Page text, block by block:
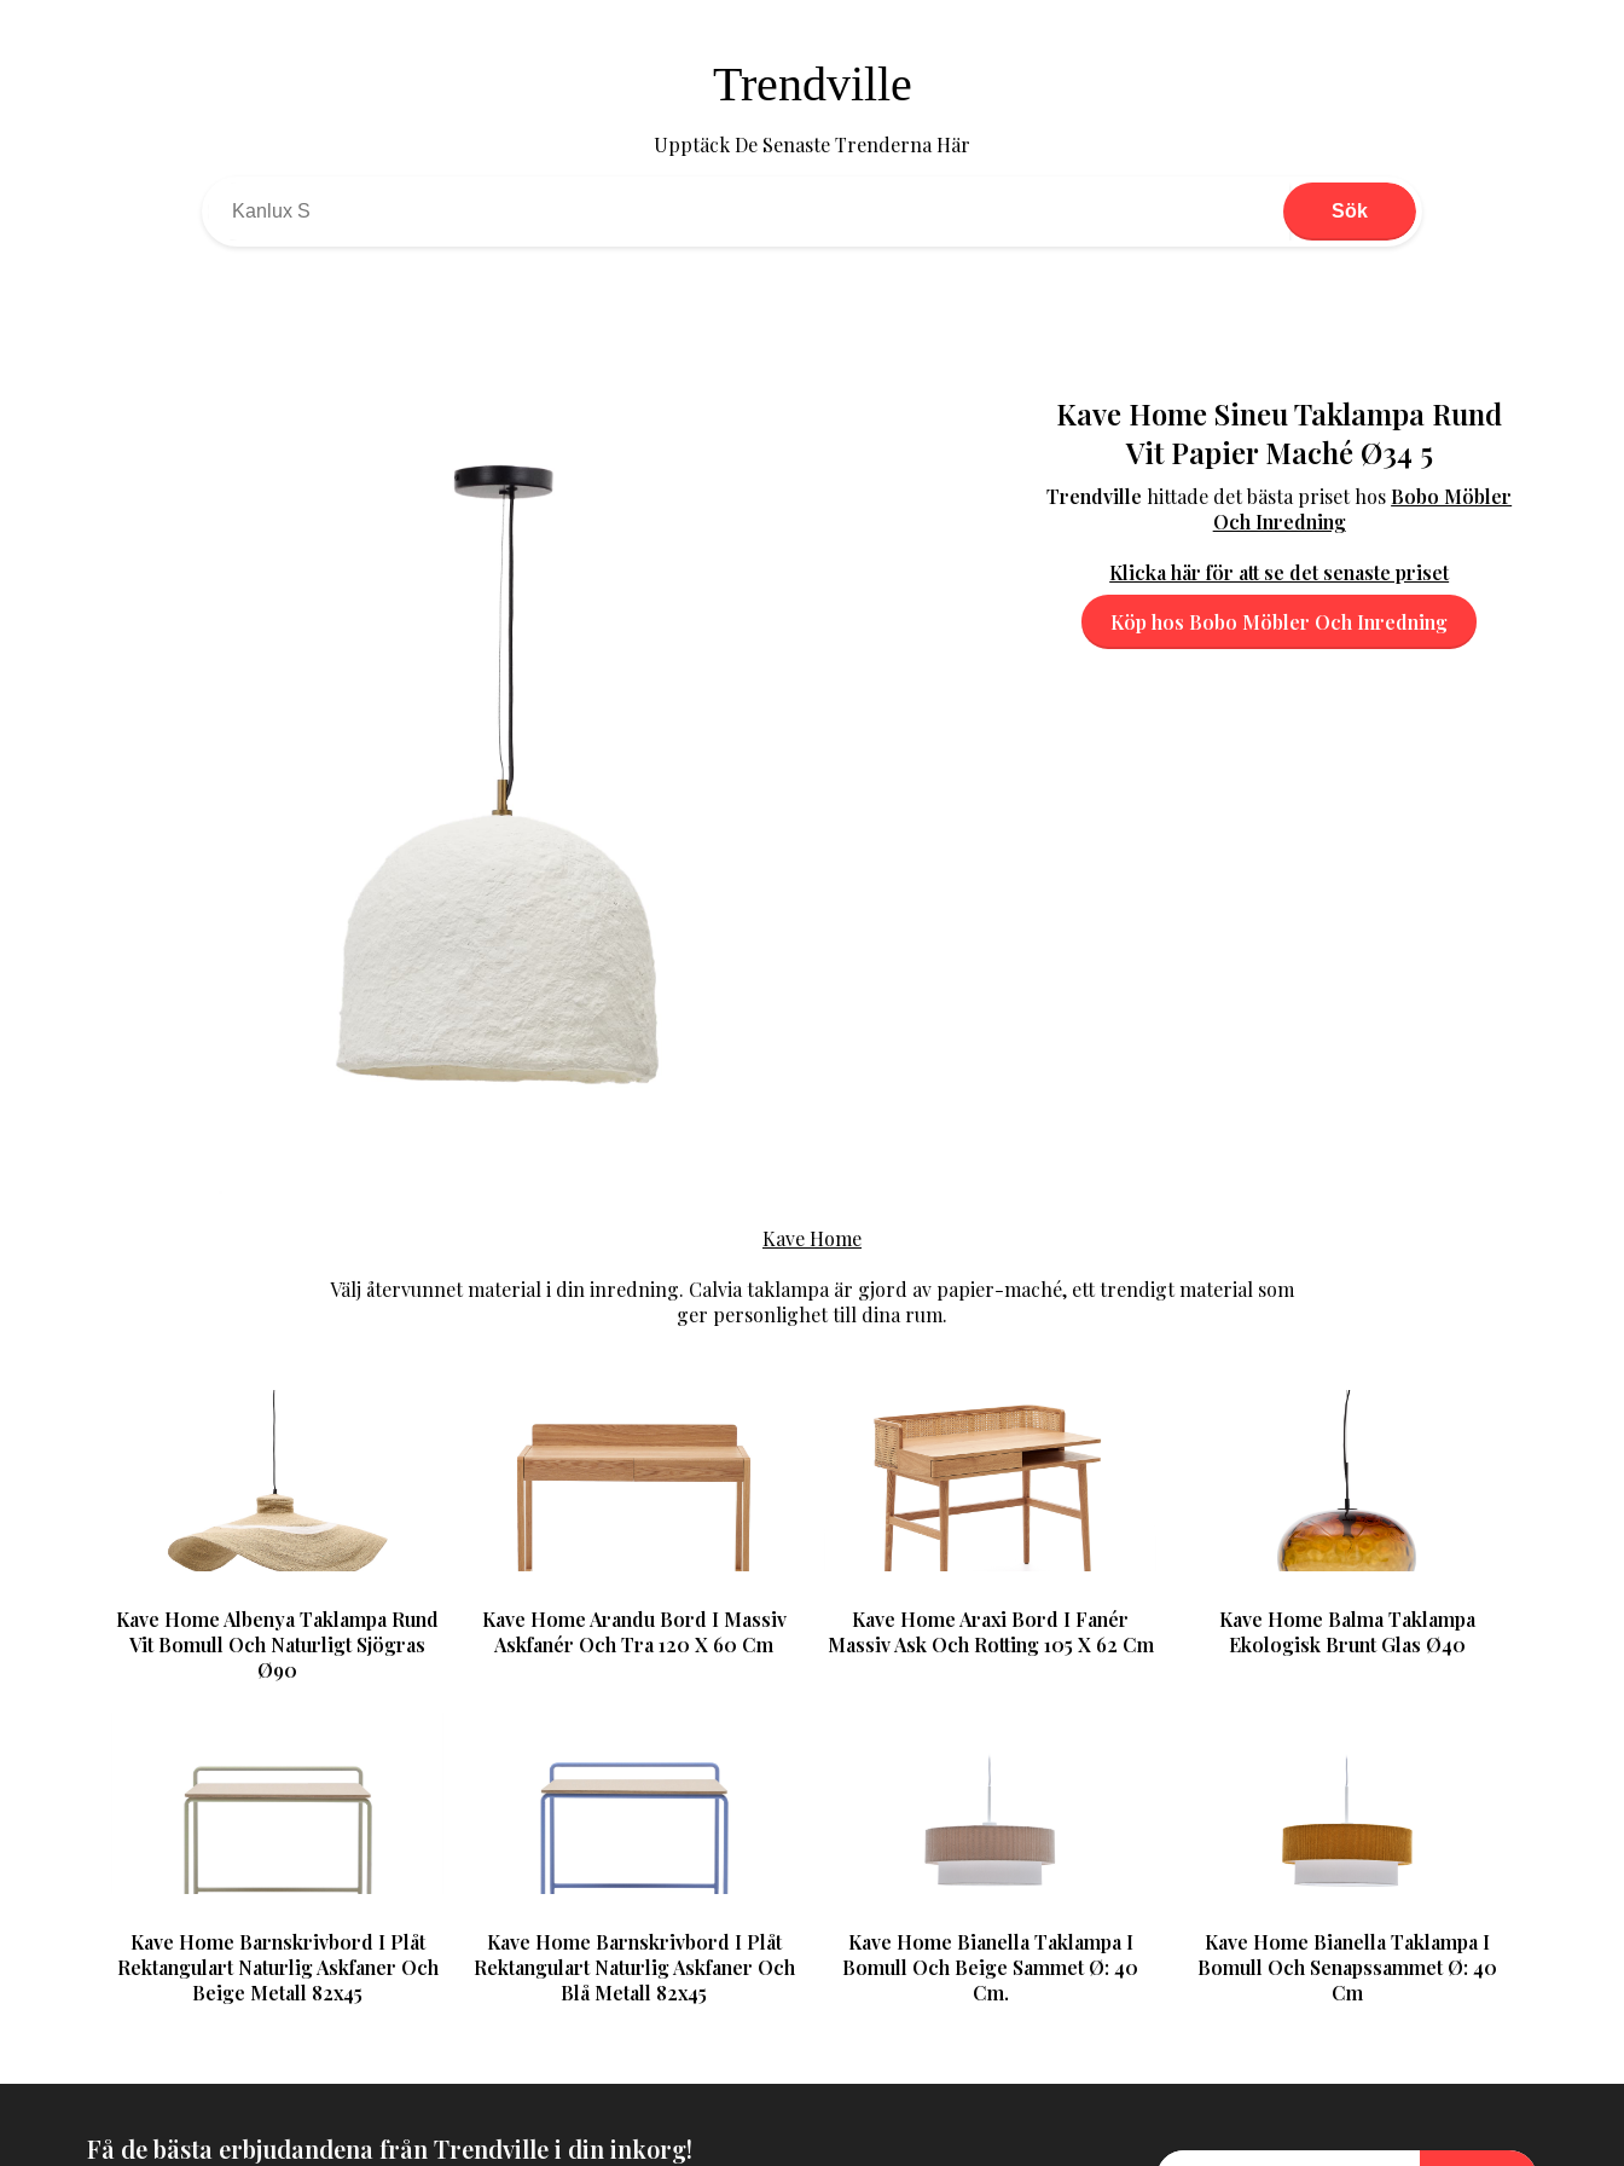
Trendville
Upptäck De Senaste Trenderna Här
Sök
Kave Home Sineu Taklampa Rund
Vit Papier Maché Ø34 5
Trendville hittade det bästa priset hos Bobo Möbler
Och Inredning
Klicka här för att se det senaste priset
Köp hos Bobo Möbler Och Inredning
Kave Home
Välj återvunnet material i din inredning. Calvia taklampa är gjord av papier-maché, ett trendigt material som
ger personlighet till dina rum.
Kave Home Albenya Taklampa Rund
Vit Bomull Och Naturligt Sjögras
Ø90
Kave Home Arandu Bord I Massiv
Askfanér Och Tra 120 X 60 Cm
Kave Home Araxi Bord I Fanér
Massiv Ask Och Rotting 105 X 62 Cm
Kave Home Balma Taklampa
Ekologisk Brunt Glas Ø40
Kave Home Barnskrivbord I Plåt
Rektangulart Naturlig Askfaner Och
Beige Metall 82x45
Kave Home Barnskrivbord I Plåt
Rektangulart Naturlig Askfaner Och
Blå Metall 82x45
Kave Home Bianella Taklampa I
Bomull Och Beige Sammet Ø: 40
Cm.
Kave Home Bianella Taklampa I
Bomull Och Senapssammet Ø: 40
Cm
Få de bästa erbjudandena från Trendville i din inkorg!